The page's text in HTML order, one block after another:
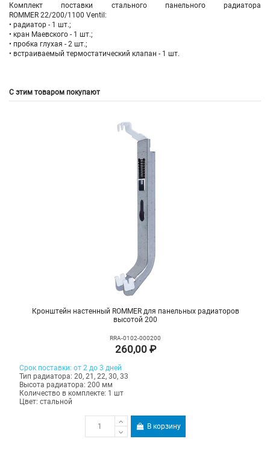
Комплект поставки стального панельного радиатора
ROMMER 22/200/1100 Ventil:
• радиатор - 1 шт.;
• кран Маевского - 1 шт.;
• пробка глухая - 2 шт.;
• встраиваемый термостатический клапан - 1 шт.
С этим товаром покупают
Кронштейн настенный ROMMER для панельных радиаторов
высотой 200
RRA-0102-000200
260,00 ₽
Срок поставки: от 2 до 3 дней
Тип радиатора: 20, 21, 22, 30, 33
Высота радиатора: 200 мм
Количество в комплекте: 1 шт
Цвет: стальной
В корзину